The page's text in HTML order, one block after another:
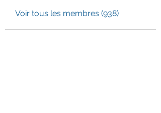
Voir tous les membres (938)